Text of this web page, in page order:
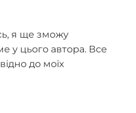
я ще зможу
у цього автора. Все
до моїх